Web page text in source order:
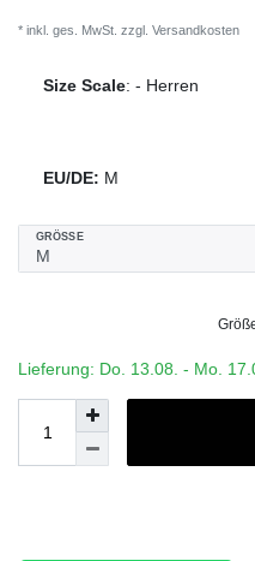
* inkl. ges. MwSt. zzgl. Versandkosten
Size Scale: - Herren
EU/DE: M
GRÖSSE
Lieferung: Do. 13.08. - Mo.